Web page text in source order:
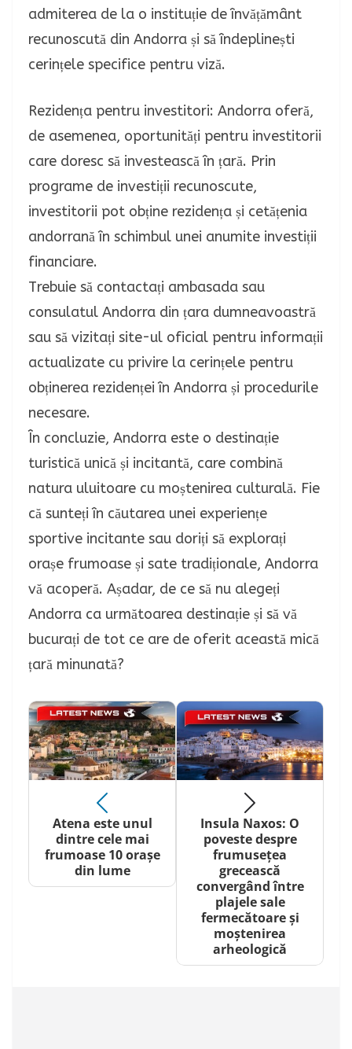
admiterea de la o instituție de învățământ
recunoscută din Andorra și să îndeplinești
cerințele specifice pentru viză.
Rezidența pentru investitori: Andorra oferă,
de asemenea, oportunități pentru investitorii
care doresc să investească în țară. Prin
programe de investiții recunoscute,
investitorii pot obține rezidența și cetățenia
andorrană în schimbul unei anumite investiții
financiare.
Trebuie să contactați ambasada sau
consulatul Andorra din țara dumneavoastră
sau să vizitați site-ul oficial pentru informații
actualizate cu privire la cerințele pentru
obținerea rezidenței în Andorra și procedurile
necesare.
În concluzie, Andorra este o destinație
turistică unică și incitantă, care combină
natura uluitoare cu moștenirea culturală. Fie
că sunteți în căutarea unei experiențe
sportive incitante sau doriți să explorați
orașe frumoase și sate tradiționale, Andorra
vă acoperă. Așadar, de ce să nu alegeți
Andorra ca următoarea destinație și să vă
bucurați de tot ce are de oferit această mică
țară minunată?
Atena este unul
dintre cele mai
frumoase 10 orașe
din lume
Insula Naxos: O
poveste despre
frumusețea
grecească
convergând între
plajele sale
fermecătoare și
moștenirea
arheologică